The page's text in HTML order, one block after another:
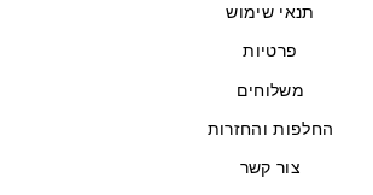
תנאי שימוש
פרטיות
משלוחים
החלפות והחזרות
צור קשר